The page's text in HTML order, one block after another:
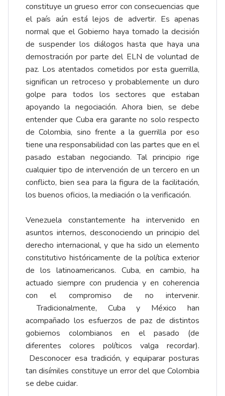
constituye un grueso error con consecuencias que
el país aún está lejos de advertir. Es apenas
normal que el Gobierno haya tomado la decisión
de suspender los diálogos hasta que haya una
demostración por parte del ELN de voluntad de
paz. Los atentados cometidos por esta guerrilla,
significan un retroceso y probablemente un duro
golpe para todos los sectores que estaban
apoyando la negociación. Ahora bien, se debe
entender que Cuba era garante no solo respecto
de Colombia, sino frente a la guerrilla por eso
tiene una responsabilidad con las partes que en el
pasado estaban negociando. Tal principio rige
cualquier tipo de intervención de un tercero en un
conflicto, bien sea para la figura de la facilitación,
los buenos oficios, la mediación o la verificación.
Venezuela constantemente ha intervenido en
asuntos internos, desconociendo un principio del
derecho internacional, y que ha sido un elemento
constitutivo históricamente de la política exterior
de los latinoamericanos. Cuba, en cambio, ha
actuado siempre con prudencia y en coherencia
con el compromiso de no intervenir.
Tradicionalmente, Cuba y México han
acompañado los esfuerzos de paz de distintos
gobiernos colombianos en el pasado (de
diferentes colores políticos valga recordar).
Desconocer esa tradición, y equiparar posturas
tan disímiles constituye un error del que Colombia
se debe cuidar.